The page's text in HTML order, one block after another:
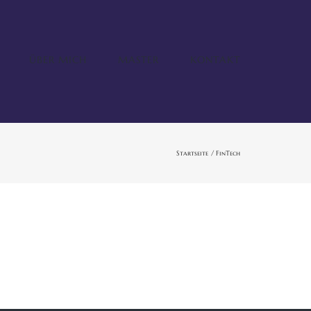
ÜBER MICH MASTER KONTAKT
Startseite FinTech